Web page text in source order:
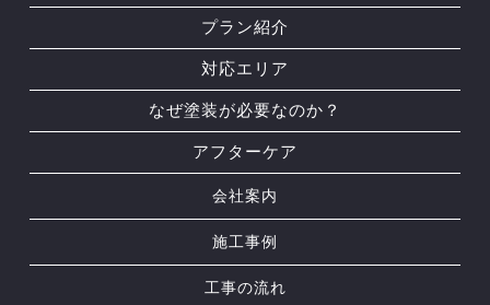
プラン紹介
対応エリア
なぜ塗装が必要なのか？
アフターケア
会社案内
施工事例
工事の流れ